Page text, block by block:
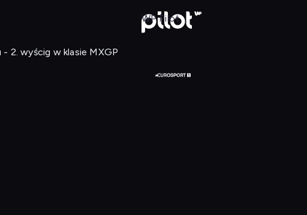
WP Pilot